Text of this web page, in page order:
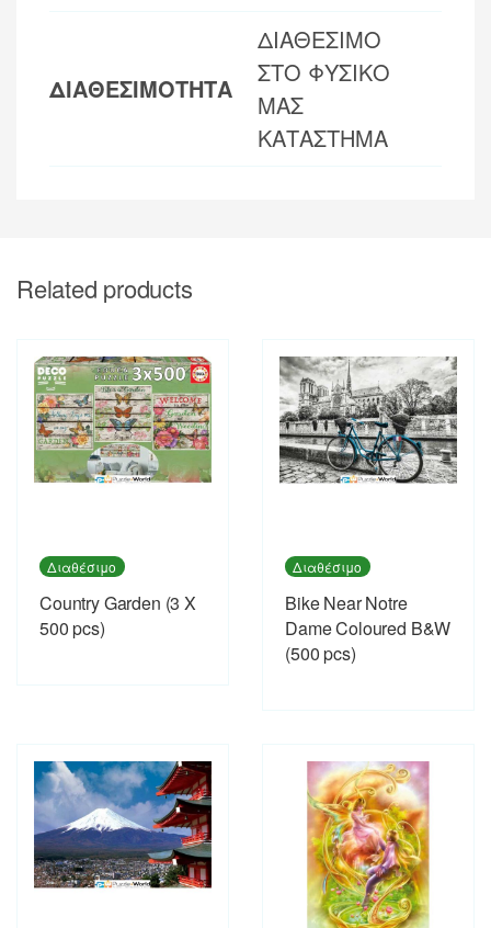
ΔΙΑΘΕΣΙΜΟΤΗΤΑ
ΔΙΑΘΕΣΙΜΟ
ΣΤΟ ΦΥΣΙΚΟ
ΜΑΣ
ΚΑΤΑΣΤΗΜΑ
Related products
Διαθέσιμο
Country Garden (3 X
500 pcs)
Διαθέσιμο
Bike Near Notre
Dame Coloured B&W
(500 pcs)